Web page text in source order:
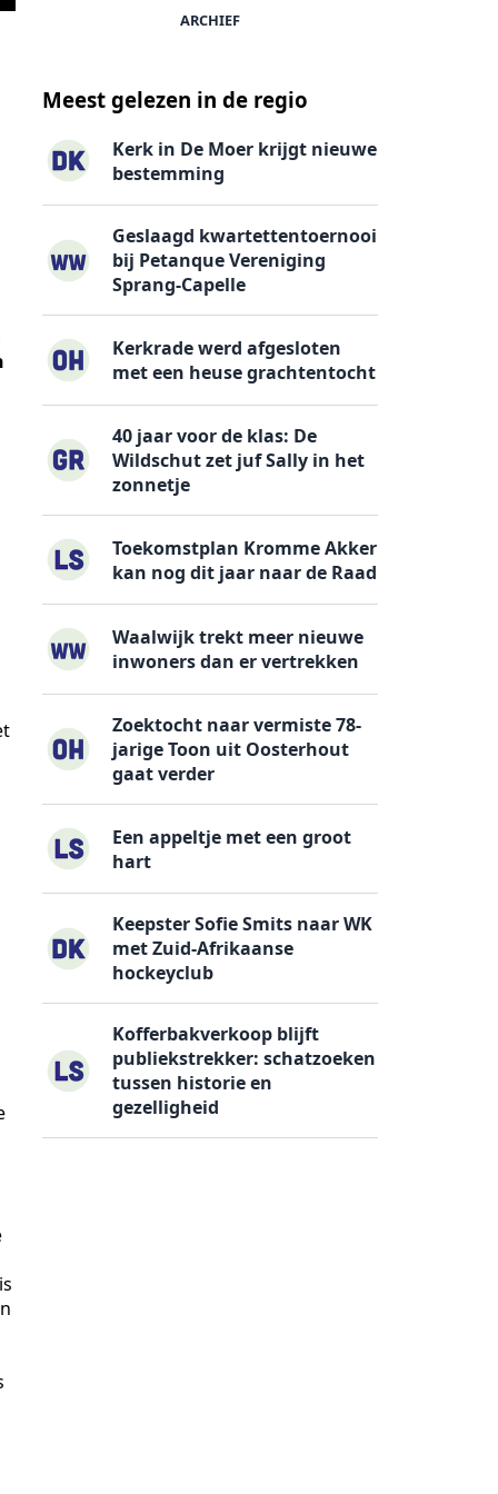
ARCHIEF
Meest gelezen in de regio
Kerk in De Moer krijgt nieuwe
bestemming
Geslaagd kwartettentoernooi
bij Petanque Vereniging
Sprang-Capelle
Kerkrade werd afgesloten
met een heuse grachtentocht
40 jaar voor de klas: De
Wildschut zet juf Sally in het
zonnetje
Toekomstplan Kromme Akker
kan nog dit jaar naar de Raad
Waalwijk trekt meer nieuwe
inwoners dan er vertrekken
Zoektocht naar vermiste 78-
jarige Toon uit Oosterhout
gaat verder
Een appeltje met een groot
hart
Keepster Sofie Smits naar WK
met Zuid-Afrikaanse
hockeyclub
Kofferbakverkoop blijft
publiekstrekker: schatzoeken
tussen historie en
gezelligheid